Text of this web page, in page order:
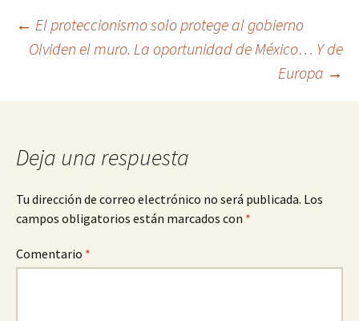
Navegación
← El proteccionismo solo protege al gobierno
Olviden el muro. La oportunidad de México… Y de
Europa →
Deja una respuesta
Tu dirección de correo electrónico no será publicada. Los
campos obligatorios están marcados con *
Comentario *